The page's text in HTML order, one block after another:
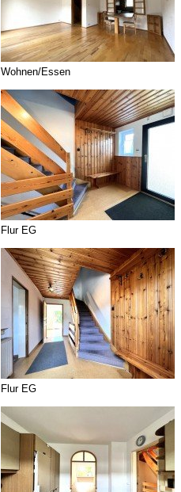
Wohnen/Essen
Flur EG
Flur EG